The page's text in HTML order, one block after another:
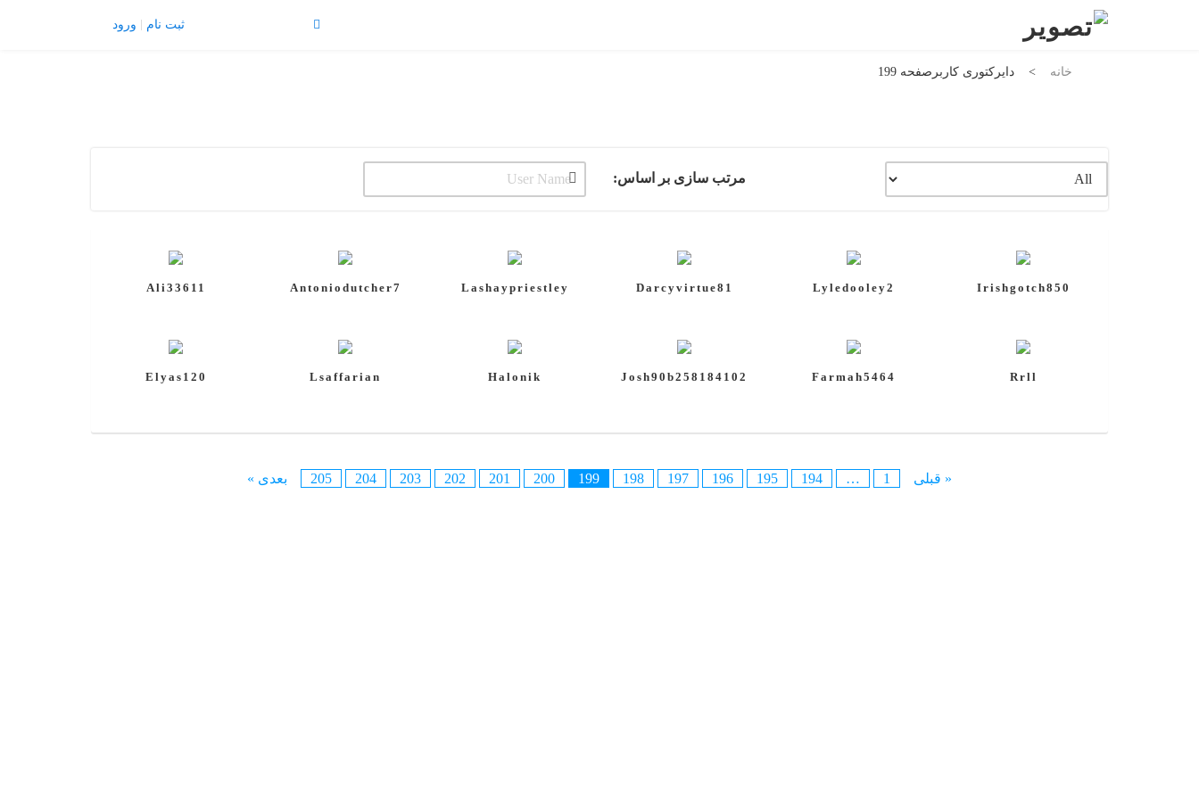
تبلیغات
تماس با ما
چشم پزشکان
خانه
درباره ما
ورود ثبت نام
خانه > دایرکتوری کاربر صفحه 199
مرتب سازی بر اساس:
Irishgotch850
Lyledooley2
Darcyvirtue81
Lashaypriestley
Antoniodutcher7
Ali33611
Rrll
Farmah5464
Josh90b258184102
Halonik
Lsaffarian
Elyas120
« قبلی 1
…
194
195
196
197
198
199
200
201
202
203
204
205 بعدی »